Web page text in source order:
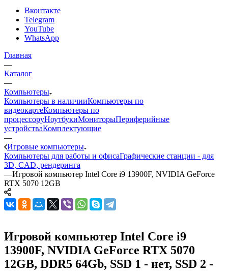
Вконтакте
Telegram
YouTube
WhatsApp
Главная
—
Каталог
—
Компьютеры
Компьютеры в наличииКомпьютеры по
видеокартеКомпьютеры по
процессоруНоутбукиМониторыПериферийные
устройстваКомплектующие
—
Игровые компьютеры
Компьютеры для работы и офисаГрафические станции - для
3D, CAD, рендеринга
—Игровой компьютер Intel Core i9 13900F, NVIDIA GeForce
RTX 5070 12GB
Игровой компьютер Intel Core i9
13900F, NVIDIA GeForce RTX 5070
12GB, DDR5 64Gb, SSD 1 - нет, SSD 2 -